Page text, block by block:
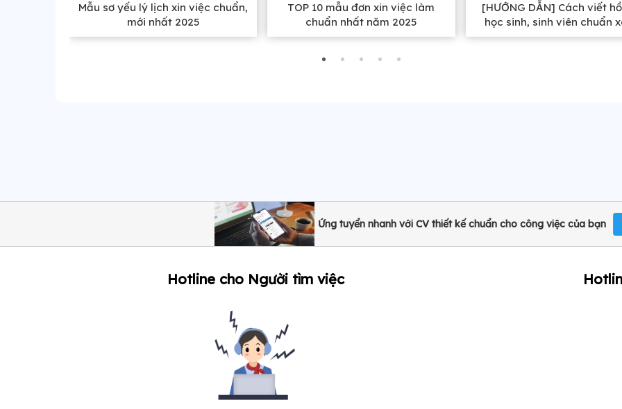
Mẫu sơ yếu lý lịch xin việc chuẩn,
mới nhất 2025
TOP 10 mẫu đơn xin việc làm
chuẩn nhất năm 2025
[HƯỚNG DẪN] Cách viết
học sinh, sinh viên chuẩn
nhất
Ứng tuyển nhanh với CV thiết kế chuẩn cho công việc của bạn
Hotline cho Người tìm việc